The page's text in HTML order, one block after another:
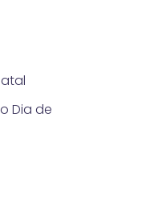
Dia de